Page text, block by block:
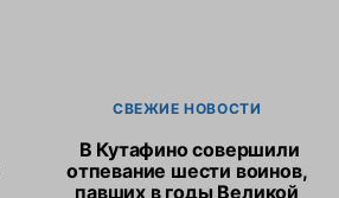
СВЕЖИЕ НОВОСТИ
В Кутафино совершили
отпевание шести воинов,
павших в годы Великой